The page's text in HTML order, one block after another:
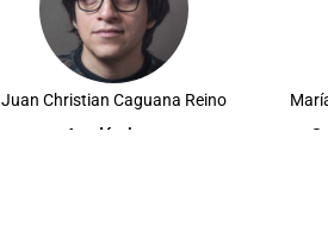
Juan Christian Caguana Reino
Académique